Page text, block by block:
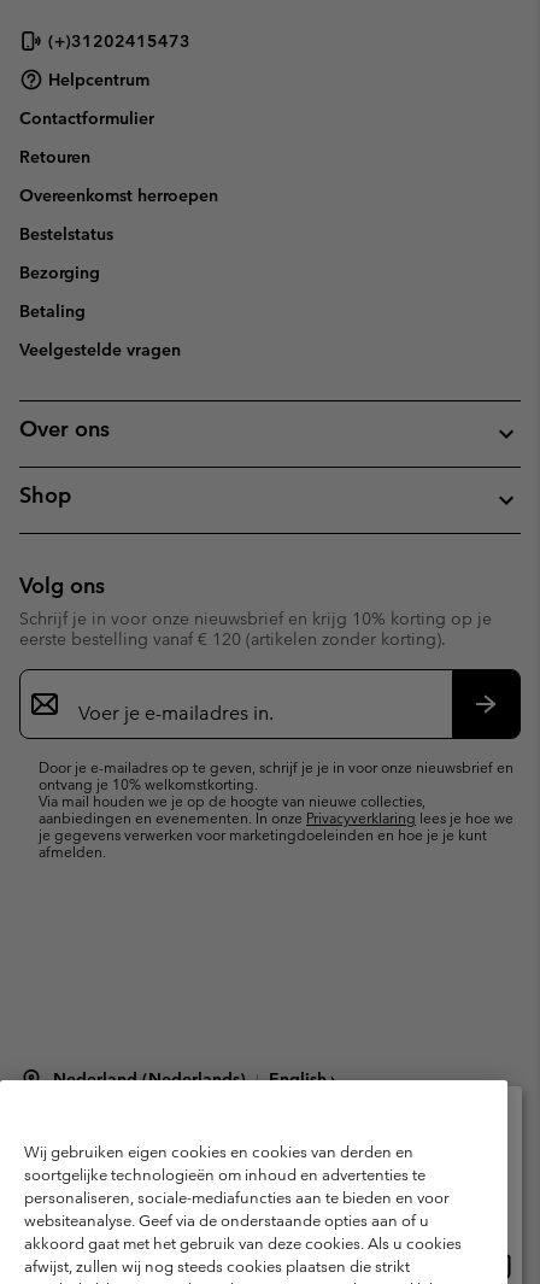
(+)31202415473
Helpcentrum
Contactformulier
Retouren
Overeenkomst herroepen
Bestelstatus
Bezorging
Betaling
Veelgestelde vragen
Over ons
Shop
Volg ons
Schrijf je in voor onze nieuwsbrief en krijg 10% korting op je
eerste bestelling vanaf € 120 (artikelen zonder korting).
Aanmelden
voor
e-
Door je e-mailadres op te geven, schrijf je je in voor onze nieuwsbrief en
ontvang je 10% welkomstkorting.
Via mail houden we je op de hoogte van nieuwe collecties,
aanbiedingen en evenementen. In onze Privacyverklaring lees je hoe we
je gegevens verwerken voor marketingdoeleinden en hoe je je kunt
afmelden.
Nederland (Nederlands) | English ›
Gebruiksvoorwaarden
Verkoopvoorwaarden
Garantie
Privacybeleid
Gebruiksvoorwaarden voor lidmaatschap
Voorwaarden voor door gebruikers gegenereerde inhoud
Impressum
Wij gebruiken eigen cookies en cookies van derden en
soortgelijke technologieën om inhoud en advertenties te
personaliseren, sociale-mediafuncties aan te bieden en voor
websiteanalyse. Geef via de onderstaande opties aan of u
akkoord gaat met het gebruik van deze cookies. Als u cookies
afwijst, zullen wij nog steeds cookies plaatsen die strikt
Selecteer je verzendlocatie en taal
Online shoppen beschikbaar
United States